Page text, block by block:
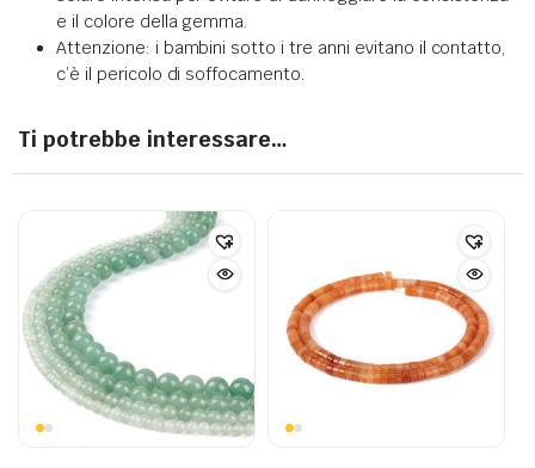
e il colore della gemma.
Attenzione: i bambini sotto i tre anni evitano il contatto,
c’è il pericolo di soffocamento.
Ti potrebbe interessare…